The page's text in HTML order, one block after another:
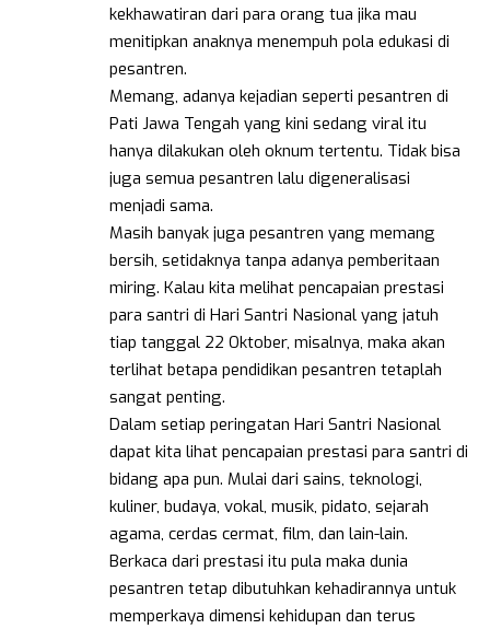
kekhawatiran dari para orang tua jika mau
menitipkan anaknya menempuh pola edukasi di
pesantren.
Memang, adanya kejadian seperti pesantren di
Pati Jawa Tengah yang kini sedang viral itu
hanya dilakukan oleh oknum tertentu. Tidak bisa
juga semua pesantren lalu digeneralisasi
menjadi sama.
Masih banyak juga pesantren yang memang
bersih, setidaknya tanpa adanya pemberitaan
miring. Kalau kita melihat pencapaian prestasi
para santri di Hari Santri Nasional yang jatuh
tiap tanggal 22 Oktober, misalnya, maka akan
terlihat betapa pendidikan pesantren tetaplah
sangat penting.
Dalam setiap peringatan Hari Santri Nasional
dapat kita lihat pencapaian prestasi para santri di
bidang apa pun. Mulai dari sains, teknologi,
kuliner, budaya, vokal, musik, pidato, sejarah
agama, cerdas cermat, film, dan lain-lain.
Berkaca dari prestasi itu pula maka dunia
pesantren tetap dibutuhkan kehadirannya untuk
memperkaya dimensi kehidupan dan terus